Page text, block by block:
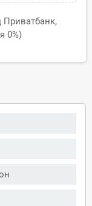
Приватбанк,
0%)